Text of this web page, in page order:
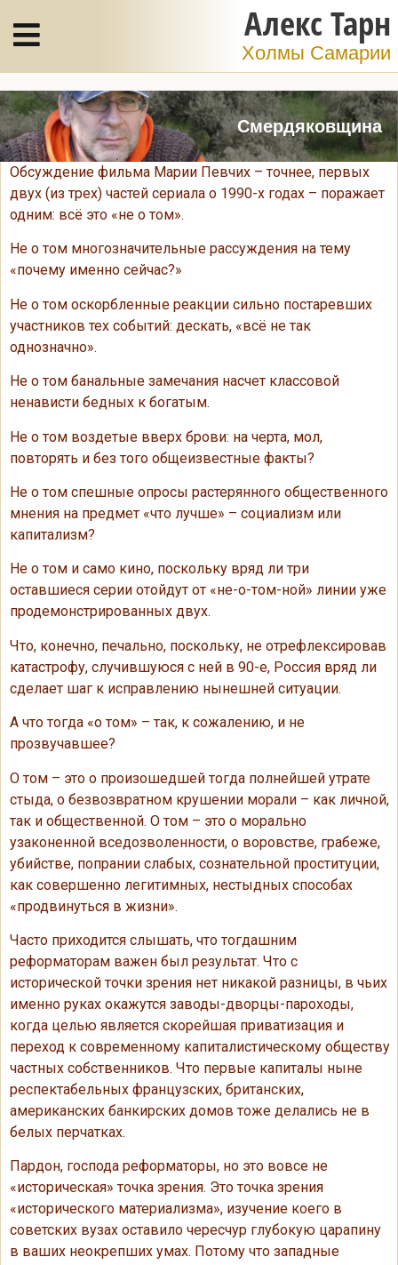
Алекс Тарн
Холмы Самарии
Смердяковщина
Обсуждение фильма Марии Певчих – точнее, первых
двух (из трех) частей сериала о 1990-х годах – поражает
одним: всё это «не о том».
Не о том многозначительные рассуждения на тему
«почему именно сейчас?»
Не о том оскорбленные реакции сильно постаревших
участников тех событий: дескать, «всё не так
однозначно».
Не о том банальные замечания насчет классовой
ненависти бедных к богатым.
Не о том воздетые вверх брови: на черта, мол,
повторять и без того общеизвестные факты?
Не о том спешные опросы растерянного общественного
мнения на предмет «что лучше» – социализм или
капитализм?
Не о том и само кино, поскольку вряд ли три
оставшиеся серии отойдут от «не-о-том-ной» линии уже
продемонстрированных двух.
Что, конечно, печально, поскольку, не отрефлексировав
катастрофу, случившуюся с ней в 90-е, Россия вряд ли
сделает шаг к исправлению нынешней ситуации.
А что тогда «о том» – так, к сожалению, и не
прозвучавшее?
О том – это о произошедшей тогда полнейшей утрате
стыда, о безвозвратном крушении морали – как личной,
так и общественной. О том – это о морально
узаконенной вседозволенности, о воровстве, грабеже,
убийстве, попрании слабых, сознательной проституции,
как совершенно легитимных, нестыдных способах
«продвинуться в жизни».
Часто приходится слышать, что тогдашним
реформаторам важен был результат. Что с
исторической точки зрения нет никакой разницы, в чьих
именно руках окажутся заводы-дворцы-пароходы,
когда целью является скорейшая приватизация и
переход к современному капиталистическому обществу
частных собственников. Что первые капиталы ныне
респектабельных французских, британских,
американских банкирских домов тоже делались не в
белых перчатках.
Пардон, господа реформаторы, но это вовсе не
«историческая» точка зрения. Это точка зрения
«исторического материализма», изучение коего в
советских вузах оставило чересчур глубокую царапину
в ваших неокрепших умах. Потому что западные